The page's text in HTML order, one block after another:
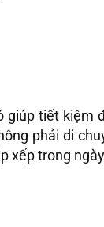
tiết kiệm
phải di
xếp trong